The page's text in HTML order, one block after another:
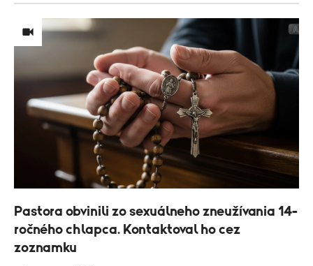
Pastora obvinili zo sexuálneho zneužívania 14-
ročného chlapca. Kontaktoval ho cez
zoznamku